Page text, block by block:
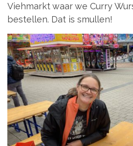
Viehmarkt waar we Curry
bestellen. Dat is smullen!